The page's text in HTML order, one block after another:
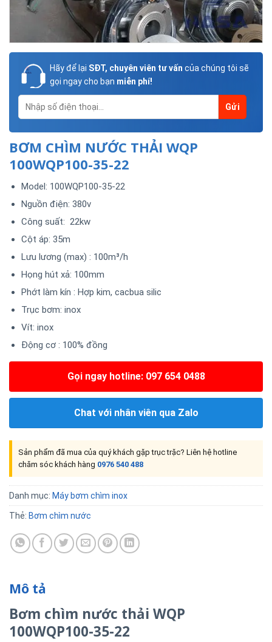
Hãy để lại SĐT, chuyên viên tư vấn của chúng tôi sẽ
gọi ngay cho bạn miễn phí!
BƠM CHÌM NƯỚC THẢI WQP
100WQP100-35-22
Model: 100WQP100-35-22
Nguồn điện: 380v
Công suất: 22kw
Cột áp: 35m
Lưu lương (max) : 100m³/h
Họng hút xả: 100mm
Phớt làm kín : Hợp kim, cacbua silic
Trục bơm: inox
Vít: inox
Động cơ : 100% đồng
Gọi ngay hotline: 097 654 0488
Chat với nhân viên qua Zalo
Sản phẩm đã mua của quý khách gặp trục trặc? Liên hệ hotline
chăm sóc khách hàng 0976 540 488
Danh mục: Máy bơm chìm inox
Thẻ: Bơm chìm nước
Mô tả
Bơm chìm nước thải WQP
100WQP100-35-22